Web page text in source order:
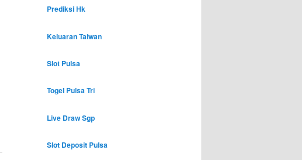
Prediksi Hk
Keluaran Taiwan
Slot Pulsa
Togel Pulsa Tri
Live Draw Sgp
Slot Deposit Pulsa